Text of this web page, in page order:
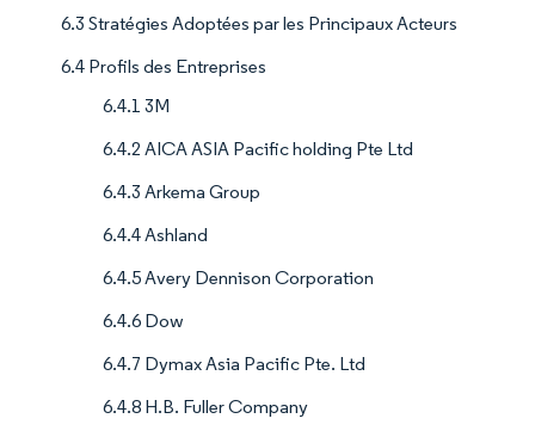
6.3 Stratégies Adoptées par les Principaux Acteurs
6.4 Profils des Entreprises
6.4.1 3M
6.4.2 AICA ASIA Pacific holding Pte Ltd
6.4.3 Arkema Group
6.4.4 Ashland
6.4.5 Avery Dennison Corporation
6.4.6 Dow
6.4.7 Dymax Asia Pacific Pte. Ltd
6.4.8 H.B. Fuller Company